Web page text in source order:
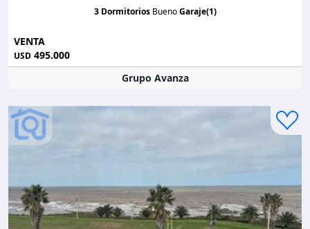
3 Dormitorios BuenoGaraje(1)
VENTA
USD 495.000
Grupo Avanza